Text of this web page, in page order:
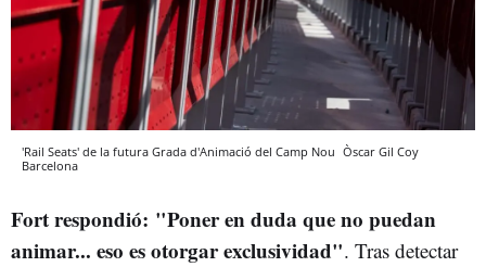
'Rail Seats' de la futura Grada d'Animació del Camp Nou Òscar Gil Coy
Barcelona
Fort respondió: "Poner en duda que no puedan
animar... eso es otorgar exclusividad". Tras detectar